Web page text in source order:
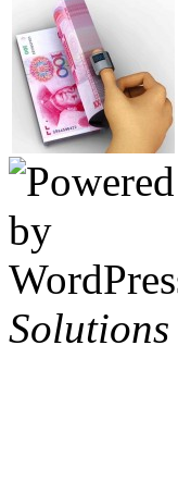
Solutions